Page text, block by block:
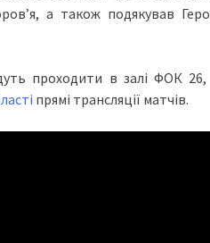
а також подякував
проходити в залі ФОК
прямі трансляції матчів.